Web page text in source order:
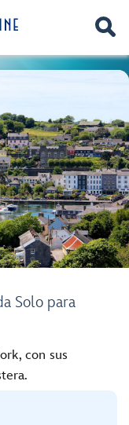
Solo para
con sus